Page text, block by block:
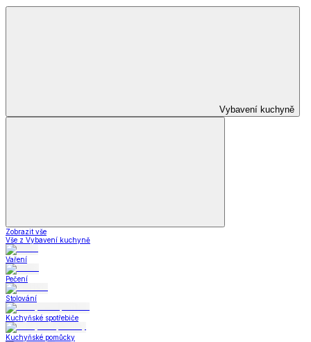
Vybavení kuchyně
Zobrazit vše
Vše z Vybavení kuchyně
Vaření
Pečení
Stolování
Kuchyňské spotřebiče
Kuchyňské pomůcky